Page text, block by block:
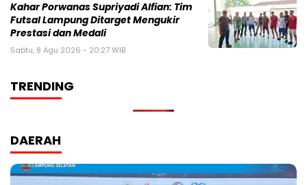
Kahar Porwanas Supriyadi Alfian: Tim
Futsal Lampung Ditarget Mengukir
Prestasi dan Medali
Sabtu, 8 Agu 2026 - 20:27 WIB
TRENDING
DAERAH